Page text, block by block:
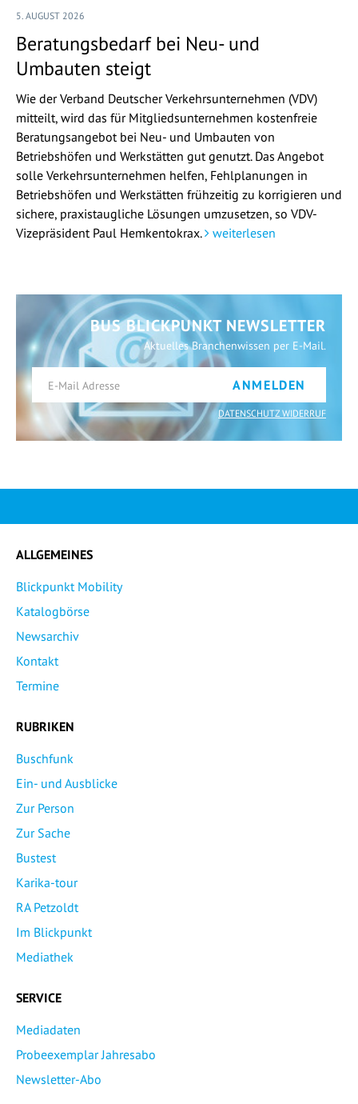
5. AUGUST 2026
Beratungsbedarf bei Neu- und
Umbauten steigt
Wie der Verband Deutscher Verkehrsunternehmen (VDV)
mitteilt, wird das für Mitgliedsunternehmen kostenfreie
Beratungsangebot bei Neu- und Umbauten von
Betriebshöfen und Werkstätten gut genutzt. Das Angebot
solle Verkehrsunternehmen helfen, Fehlplanungen in
Betriebshöfen und Werkstätten frühzeitig zu korrigieren und
sichere, praxistaugliche Lösungen umzusetzen, so VDV-
Vizepräsident Paul Hemkentokrax.
weiterlesen
BUS BLICKPUNKT NEWSLETTER
Aktuelles Branchenwissen per E-Mail.
ANMELDEN
DATENSCHUTZ WIDERRUF
ALLGEMEINES
Blickpunkt Mobility
Katalogbörse
Newsarchiv
Kontakt
Termine
RUBRIKEN
Buschfunk
Ein- und Ausblicke
Zur Person
Zur Sache
Bustest
Karika-tour
RA Petzoldt
Im Blickpunkt
Mediathek
SERVICE
Mediadaten
Probeexemplar Jahresabo
Newsletter-Abo